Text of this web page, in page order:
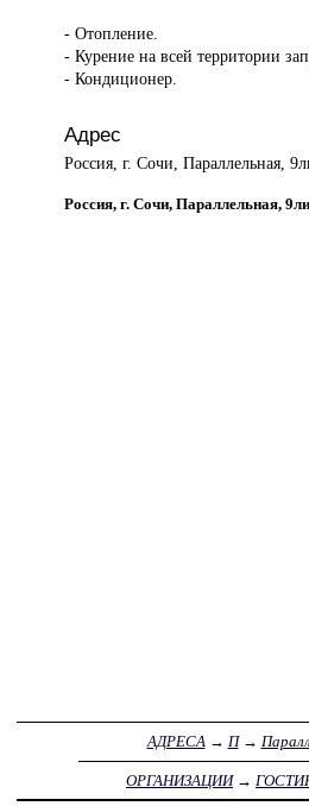
- Отопление.
- Курение на всей территории
- Кондиционер.
Адрес
Россия, г. Сочи, Параллельная,
Россия, г. Сочи, Параллельная,
АДРЕСА→ П→
ОРГАНИЗАЦИИ→